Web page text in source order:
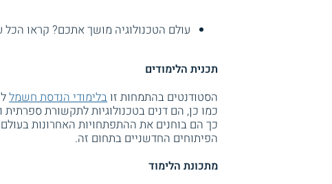
עולם הטכנולוגיה מושך אתכם? קראו הכל
תכנית הלימודים
הסטודנטים בהתמחות זובלימודי הנדסת חשמל
כמו כן, הם דנים בטכנולוגיות לתקשורת ספרתית
כך הם בוחנים את ההתפתחויות האחרונות
הפיתוחים החדשניים בתחום זה.
מתכונת הלימוד